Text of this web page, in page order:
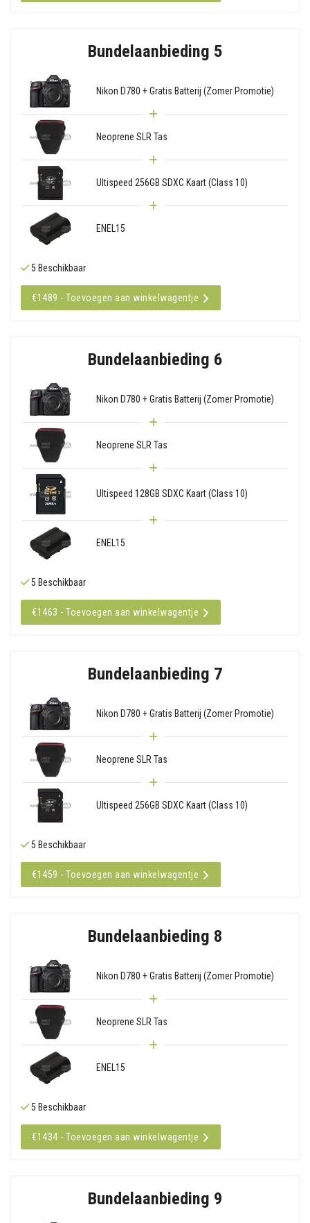
Bundelaanbieding 5
Nikon D780 + Gratis Batterij (Zomer Promotie)
Neoprene SLR Tas
Ultispeed 256GB SDXC Kaart (Class 10)
ENEL15
5 Beschikbaar
€1489 - Toevoegen aan winkelwagentje
Bundelaanbieding 6
Nikon D780 + Gratis Batterij (Zomer Promotie)
Neoprene SLR Tas
Ultispeed 128GB SDXC Kaart (Class 10)
ENEL15
5 Beschikbaar
€1463 - Toevoegen aan winkelwagentje
Bundelaanbieding 7
Nikon D780 + Gratis Batterij (Zomer Promotie)
Neoprene SLR Tas
Ultispeed 256GB SDXC Kaart (Class 10)
5 Beschikbaar
€1459 - Toevoegen aan winkelwagentje
Bundelaanbieding 8
Nikon D780 + Gratis Batterij (Zomer Promotie)
Neoprene SLR Tas
ENEL15
5 Beschikbaar
€1434 - Toevoegen aan winkelwagentje
Bundelaanbieding 9